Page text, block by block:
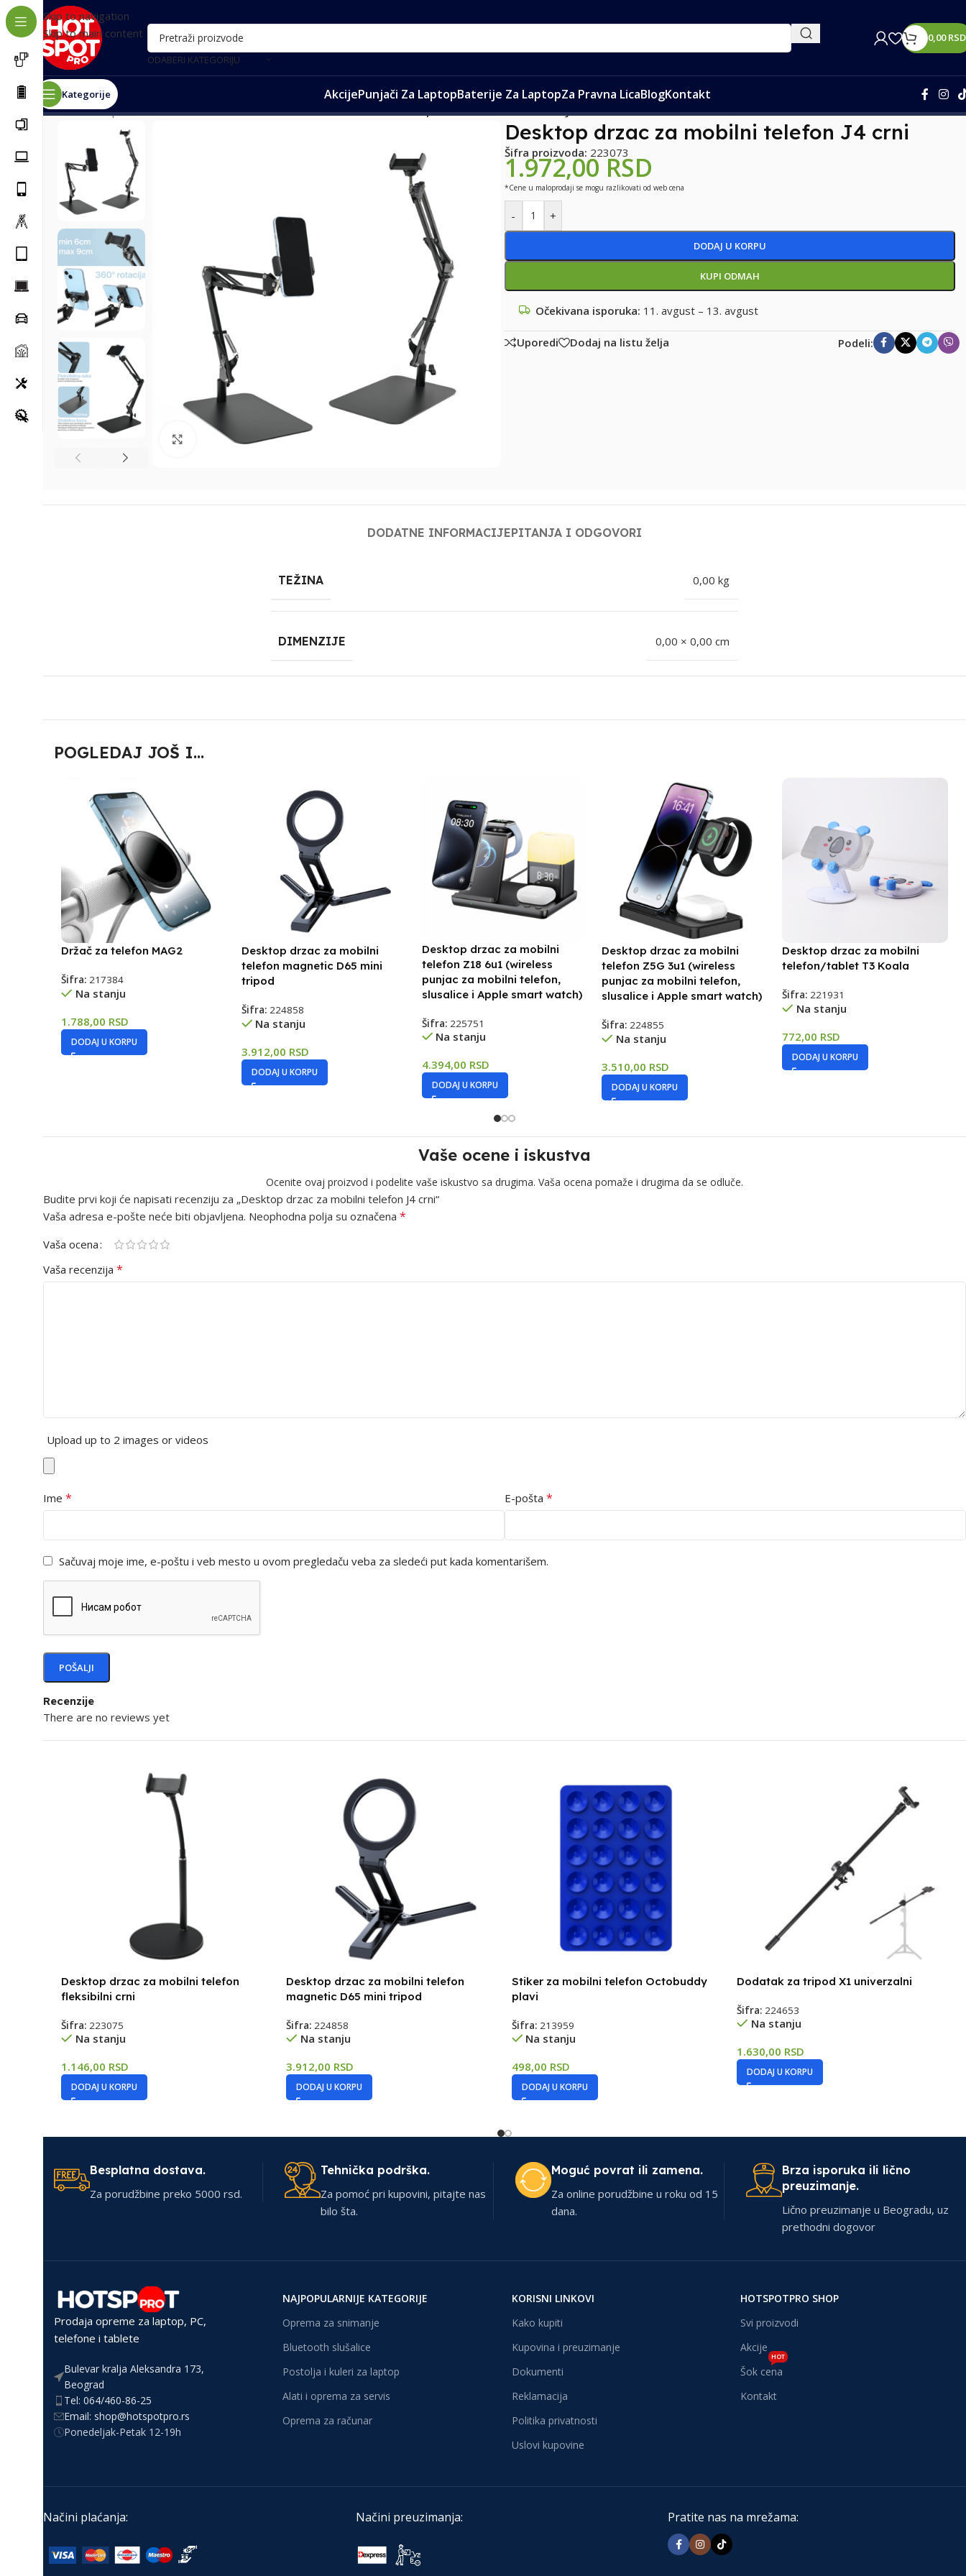
Skip to navigation
Skip to main content
ODABERI KATEGORIJU
0,00RSD
Kategorije AkcijePunjači Za LaptopBaterije Za LaptopZa Pravna LicaBlogKontakt
Почетна/Oprema za telefone/Držači i stalci/Stoni držači za telefon/Desktop drzac za mobilni telefon J4 crni
Klikni za uvećanje
Desktop drzac za mobilni telefon J4 crni
Šifra proizvoda: 223073
1.972,00RSD
*Cene u maloprodaji se mogu razlikovati od web cena
- +
DODAJ U KORPU
KUPI ODMAH
Očekivana isporuka: 11. avgust – 13. avgust
Uporedi Dodaj na listu želja Podeli:
DODATNE INFORMACIJEPITANJA I ODGOVORI
TEŽINA 0,00 kg
DIMENZIJE 0,00 × 0,00 cm
POGLEDAJ JOŠ I...
Držač za telefon MAG2
Šifra: 217384
Na stanju
1.788,00 RSD
DODAJ U KORPU
Desktop drzac za mobilni
telefon magnetic D65 mini
tripod
Šifra: 224858
Na stanju
3.912,00 RSD
DODAJ U KORPU
Desktop drzac za mobilni
telefon Z18 6u1 (wireless
punjac za mobilni telefon,
slusalice i Apple smart watch)
Šifra: 225751
Na stanju
4.394,00 RSD
DODAJ U KORPU
Desktop drzac za mobilni
telefon Z5G 3u1 (wireless
punjac za mobilni telefon,
slusalice i Apple smart watch)
Šifra:224855
Na stanju
3.510,00 RSD
DODAJ U KORPU
Desktop drzac za mobilni
telefon/tablet T3 Koala
Šifra:221931
Na stanju
772,00 RSD
DODAJ U KORPU
Vaše ocene i iskustva
Ocenite ovaj proizvod i podelite vaše iskustvo sa drugima. Vaša ocena pomaže i drugima da se odluče.
Recenzije
There are no reviews yet
Budite prvi koji će napisati recenziju za „Desktop drzac za mobilni telefon J4 crni“
Vaša adresa e-pošte neće biti objavljena. Neophodna polja su označena *
Vaša ocena
Vaša recenzija *
Upload up to 2 images or videos
Ime * E-pošta *
Sačuvaj moje ime, e-poštu i veb mesto u ovom pregledaču veba za sledeći put kada komentarišem.
Desktop drzac za mobilni telefon
fleksibilni crni
Šifra: 223075
Na stanju
1.146,00 RSD
DODAJ U KORPU
Desktop drzac za mobilni telefon
magnetic D65 mini tripod
Šifra:224858
Na stanju
3.912,00 RSD
DODAJ U KORPU
Stiker za mobilni telefon Octobuddy
plavi
Šifra: 213959
Na stanju
498,00 RSD
DODAJ U KORPU
Dodatak za tripod X1 univerzalni
Šifra:224653
Na stanju
1.630,00 RSD
DODAJ U KORPU
Besplatna dostava.
Za porudžbine preko 5000 rsd.
Tehnička podrška.
Za pomoć pri kupovini, pitajte nas
bilo šta.
Moguć povrat ili zamena.
Za online porudžbine u roku od 15
dana.
Brza isporuka ili lično
preuzimanje.
Lično preuzimanje u Beogradu, uz
prethodni dogovor
Prodaja opreme za laptop, PC,
telefone i tablete
Bulevar kralja Aleksandra 173,
Beograd
Tel: 064/460-86-25
Email: shop@hotspotpro.rs
Ponedeljak-Petak 12-19h
NAJPOPULARNIJE KATEGORIJE
Oprema za snimanje
Bluetooth slušalice
Postolja i kuleri za laptop
Alati i oprema za servis
Oprema za računar
KORISNI LINKOVI
Kako kupiti
Kupovina i preuzimanje
Dokumenti
Reklamacija
Politika privatnosti
Uslovi kupovine
HOTSPOTPRO SHOP
Svi proizvodi
Akcije
Šok cena
HOT
Kontakt
Načini plaćanja: Načini preuzimanja: Pratite nas na mrežama: